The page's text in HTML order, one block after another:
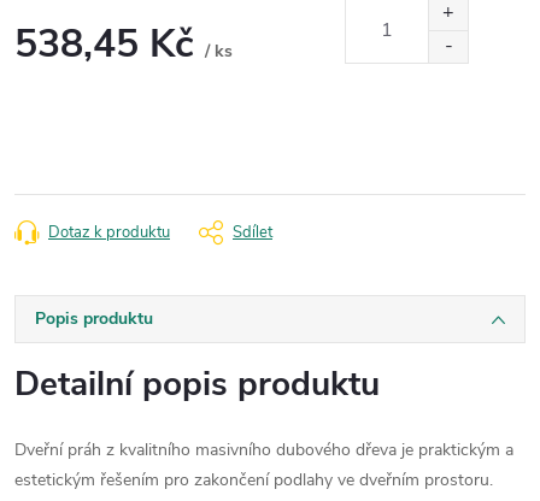
538,45 Kč / ks
Dotaz k produktu Sdílet
Popis produktu
Detailní popis produktu
Dveřní práh z kvalitního masivního dubového dřeva je praktickým a
estetickým řešením pro zakončení podlahy ve dveřním prostoru.